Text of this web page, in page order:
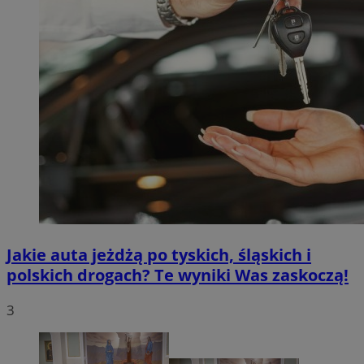
Jakie auta jeżdżą po tyskich, śląskich i
polskich drogach? Te wyniki Was zaskoczą!
3